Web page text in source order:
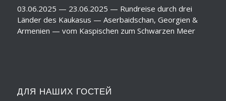
03.06.2025 — 23.06.2025 — Rundreise durch drei
Länder des Kaukasus — Aserbaidschan, Georgien &
Armenien — vom Kaspischen zum Schwarzen Meer
ДЛЯ НАШИХ ГОСТЕЙ